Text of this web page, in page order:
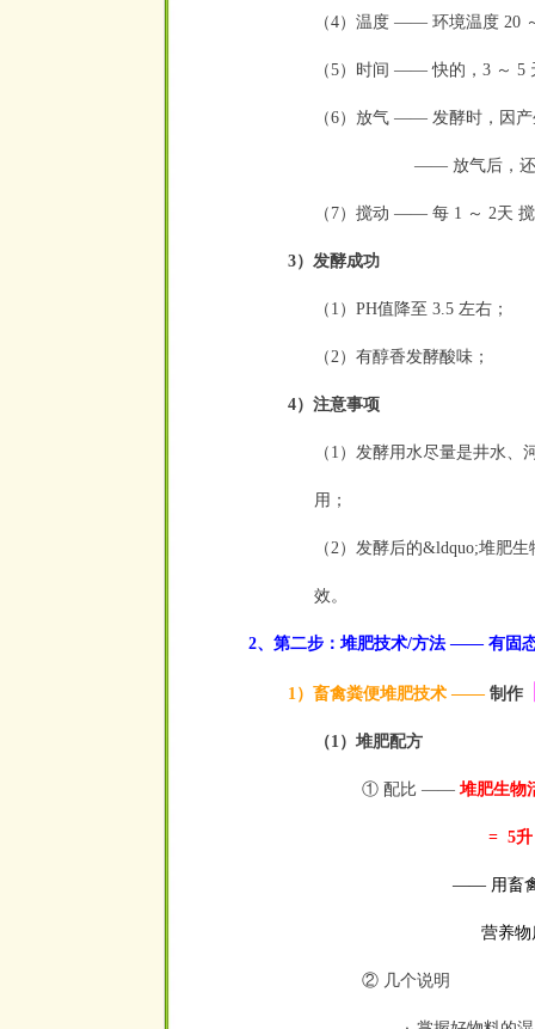
（4）温度 —— 环境温度 20
（5）时间 —— 快的，3 ～ 5
（6）放气 —— 发酵时，因
—— 放气后，
（7）搅动 —— 每 1 ～ 2天
3）发酵成功
（1）PH值降至 3.5 左右；
（2）有醇香发酵酸味；
4）注意事项
（1）发酵用水尽量是井水
用；
（2）发酵后的&ldquo;堆肥
效。
2、第二步：堆肥技术/方法 —— 有固
1）畜禽粪便堆肥技术 —— 制作
（1）堆肥配方
① 配比 ——堆肥生物
= 5升： 5公斤
—— 用畜禽粪便堆
营养物
② 几个说明